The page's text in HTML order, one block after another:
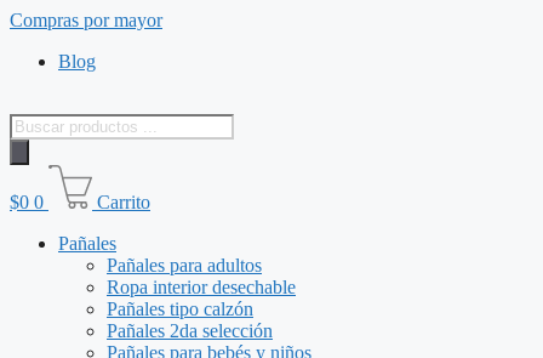
Saltar
contenido
Compras por mayor
Blog
Búsqueda
de
productos
$0 0
Carrito
Pañales
Pañales para adultos
Ropa interior desechable
Pañales tipo calzón
Pañales 2da selección
Pañales para bebés y niños